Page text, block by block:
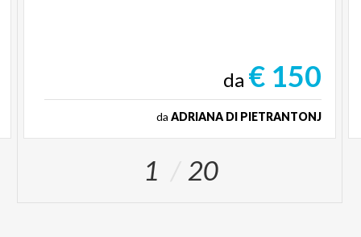
da € 150
da ADRIANA DI PIETRANTONJ
1 20